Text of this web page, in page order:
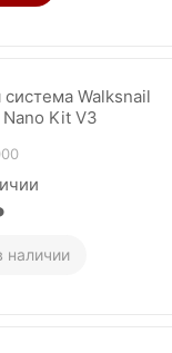
Walksnail
Kit V3
наличии